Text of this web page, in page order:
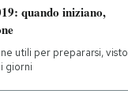
quando iniziano,
utili per prepararsi, visto
giorni